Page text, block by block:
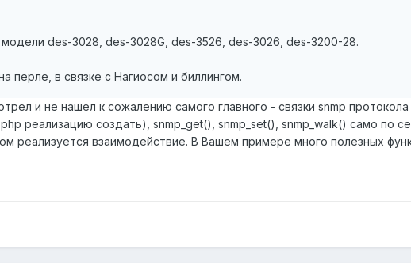
des-3028, des-3028G, des-3526, des-3026, des-3200-28.
перле, в связке с Нагиосом и биллингом.
и не нашел к сожалению самого главного - связки snmp
реализацию создать), snmp_get(), snmp_set(), snmp_walk() само по
реализуется взаимодействие. В Вашем примере много полезных